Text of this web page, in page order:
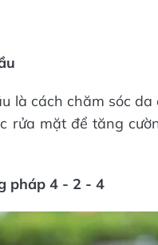
là cách chăm sóc
rửa mặt để tăng
pháp 4 - 2 - 4